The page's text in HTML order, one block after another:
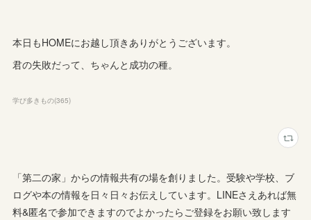
本日もHOMEにお越し頂きありがとうございます。
君の失敗だって、ちゃんと成功の種。
学び多きもの(365)
「第二の家」からの情報共有の場を創りました。受験や学校、ブ
ログや本の情報を日々日々お伝えしています。LINEさえあれば無
料&匿名で参加できますのでよかったらご登録をお願い致します